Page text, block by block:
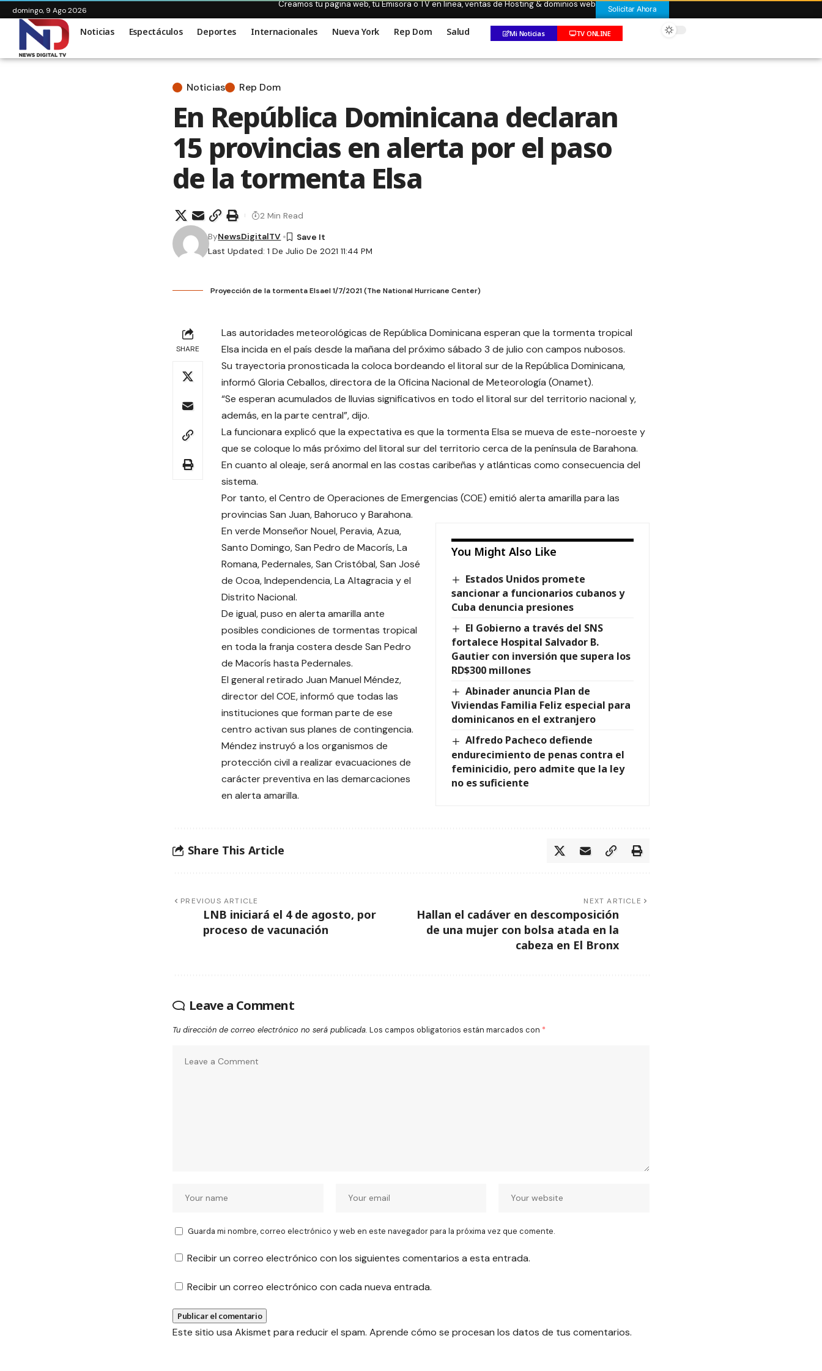
domingo, 9 Ago 2026
Creamos tu pagina web, tu Emisora o TV en linea, ventas de Hosting & dominios web Solicitar Ahora
Noticias Espectáculos Deportes Internacionales Nueva York Rep Dom Salud Mi Noticias TV ONLINE
Noticias Rep Dom
En República Dominicana declaran
15 provincias en alerta por el paso
de la tormenta Elsa
Last Updated: 1 De Julio De 2021 11:44 PM
ByNewsDigitalTV
2 Min Read
Proyección de la tormenta Elsael 1/7/2021 (The National Hurricane Center)
SHARE
Las autoridades meteorológicas de República Dominicana esperan que la tormenta tropical
Elsa incida en el país desde la mañana del próximo sábado 3 de julio con campos nubosos.
Su trayectoria pronosticada la coloca bordeando el litoral sur de la República Dominicana,
informó Gloria Ceballos, directora de la Oficina Nacional de Meteorología (Onamet).
“Se esperan acumulados de lluvias significativos en todo el litoral sur del territorio nacional y,
además, en la parte central”, dijo.
La funcionara explicó que la expectativa es que la tormenta Elsa se mueva de este-noroeste y
que se coloque lo más próximo del litoral sur del territorio cerca de la península de Barahona.
En cuanto al oleaje, será anormal en las costas caribeñas y atlánticas como consecuencia del
sistema.
Por tanto, el Centro de Operaciones de Emergencias (COE) emitió alerta amarilla para las
provincias San Juan, Bahoruco y Barahona.
You Might Also Like
Estados Unidos promete
sancionar a funcionarios cubanos y
Cuba denuncia presiones
El Gobierno a través del SNS
fortalece Hospital Salvador B.
Gautier con inversión que supera los
RD$300 millones
Abinader anuncia Plan de
Viviendas Familia Feliz especial para
dominicanos en el extranjero
Alfredo Pacheco defiende
endurecimiento de penas contra el
feminicidio, pero admite que la ley
no es suficiente
En verde Monseñor Nouel, Peravia, Azua,
Santo Domingo, San Pedro de Macorís, La
Romana, Pedernales, San Cristóbal, San José
de Ocoa, Independencia, La Altagracia y el
Distrito Nacional.
De igual, puso en alerta amarilla ante
posibles condiciones de tormentas tropical
en toda la franja costera desde San Pedro
de Macorís hasta Pedernales.
El general retirado Juan Manuel Méndez,
director del COE, informó que todas las
instituciones que forman parte de ese
centro activan sus planes de contingencia.
Méndez instruyó a los organismos de
protección civil a realizar evacuaciones de
carácter preventiva en las demarcaciones
en alerta amarilla.
Share This Article
PREVIOUS ARTICLE
LNB iniciará el 4 de agosto, por
proceso de vacunación
NEXT ARTICLE
Hallan el cadáver en descomposición
de una mujer con bolsa atada en la
cabeza en El Bronx
Leave a Comment
Tu dirección de correo electrónico no será publicada. Los campos obligatorios están marcados con *
Guarda mi nombre, correo electrónico y web en este navegador para la próxima vez que comente.
Recibir un correo electrónico con los siguientes comentarios a esta entrada.
Recibir un correo electrónico con cada nueva entrada.
Este sitio usa Akismet para reducir el spam. Aprende cómo se procesan los datos de tus comentarios.